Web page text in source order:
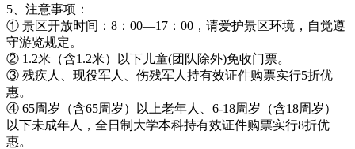
5、注意事项：
① 景区开放时间：8：00—17：00，请爱护景区环境，自觉遵
守游览规定。
② 1.2米（含1.2米）以下儿童(团队除外)免收门票。
③ 残疾人、现役军人、伤残军人持有效证件购票实行5折优
惠。
④ 65周岁（含65周岁）以上老年人、6-18周岁（含18周岁）
以下未成年人，全日制大学本科持有效证件购票实行8折优
惠。